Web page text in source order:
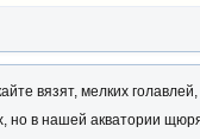
вязят, мелких
но в нашей акватории